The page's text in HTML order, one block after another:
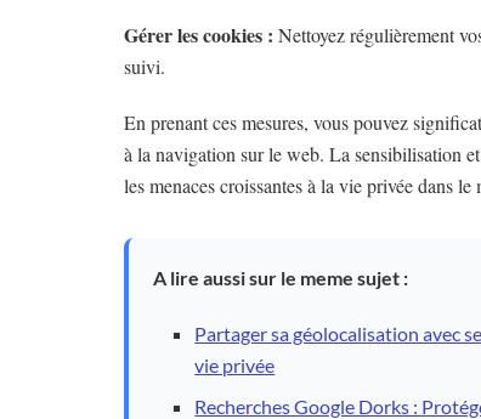
Gérer les cookies : Nettoyez régulièrement
suivi.
En prenant ces mesures, vous pouvez
à la navigation sur le web. La sensibilisation
les menaces croissantes à la vie privée dans
A lire aussi sur le meme sujet :
Partager sa géolocalisation avec
vie privée
Recherches Google Dorks :